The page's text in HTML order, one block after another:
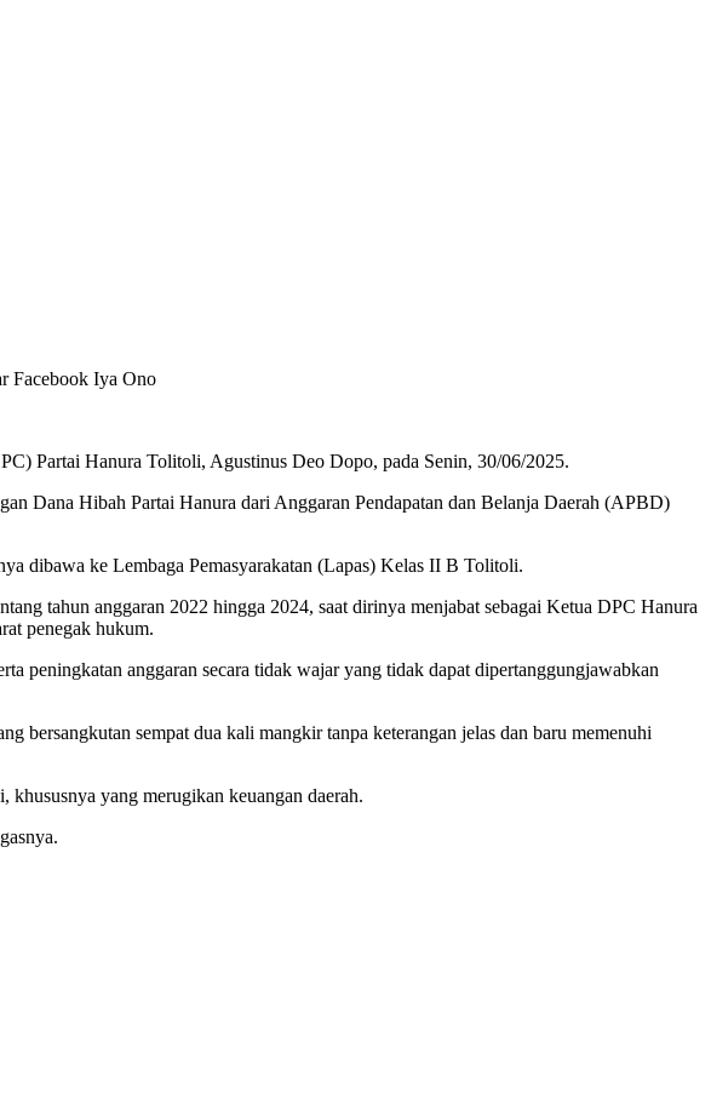
Partai Hanura Tolitoli, Agustinus Deo Dopo, pada Senin, 30/06/2025.
Dana Hibah Partai Hanura dari Anggaran Pendapatan dan Belanja Daerah (APBD)
dibawa ke Lembaga Pemasyarakatan (Lapas) Kelas II B Tolitoli.
tahun anggaran 2022 hingga 2024, saat dirinya menjabat sebagai Ketua DPC Hanura
penegak hukum.
peningkatan anggaran secara tidak wajar yang tidak dapat dipertanggungjawabkan
bersangkutan sempat dua kali mangkir tanpa keterangan jelas dan baru memenuhi
yang merugikan keuangan daerah.